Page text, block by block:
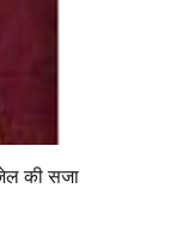
जेल की सजा